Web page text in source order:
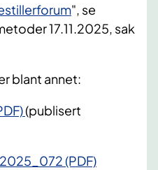
", se
17.11.2025, sak
blant annet:
(publisert
(PDF)